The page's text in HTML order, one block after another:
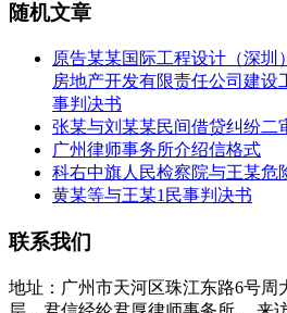
随机文章
原告某某国际工程设计（深圳
房地产开发有限责任公司建设
事判决书
张某与刘某某民间借贷纠纷二
广州律师事务所介绍信格式
科右中旗人民检察院与王某危
黄某等与王某1民事判决书
联系我们
地址：广州市天河区珠江东路6号周